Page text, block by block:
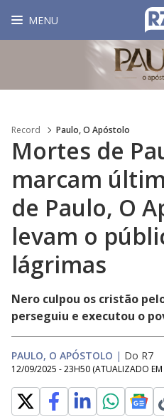
MENU
Record Paulo, O Apóstolo
Mortes de
marcam
de Paulo, O
levam o
lágrimas
Nero culpou os cristão
perseguiu e executou o
PAULO, O APÓSTOLO | Do R7
12/09/2025 - 23H50 (ATUALIZADO EM